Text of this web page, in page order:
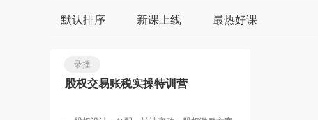
默认排序 新课上线 最热好课
股权交易账税实操特训营
录播